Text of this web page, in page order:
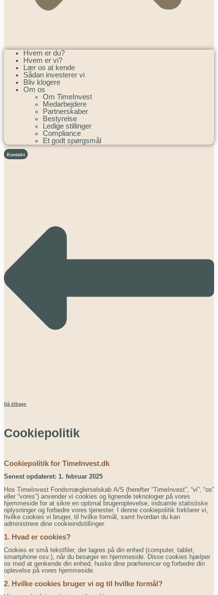
Hvem er du?
Hvem er vi?
Lær os at kende
Sådan investerer vi
Bliv klogere
Om os
Om TimeInvest
Medarbejdere
Partnerskaber
Bestyrelse
Ledige stillinger
Compliance
Et godt spørgsmål
Kontakt
Gå tilbage
Cookiepolitik
Cookiepolitik for TimeInvest.dk
Senest opdateret: 1. februar 2025
Hos TimeInvest Fondsmæglerselskab A/S (herefter “TimeInvest”, “vi”, “os”
eller “vores”) anvender vi cookies og lignende teknologier på vores
hjemmeside for at sikre en optimal brugeroplevelse, indsamle statistiske
oplysninger og forbedre vores tjenester. I denne cookiepolitik forklarer vi,
hvilke cookies vi bruger, til hvilke formål, samt hvordan du kan
administrere dine cookieindstillinger.
1. Hvad er cookies?
Cookies er små tekstfiler, der lagres på din enhed (computer, tablet,
smartphone osv.), når du besøger en hjemmeside. Disse cookies hjælper
os med at genkende din enhed, huske dine præferencer og forbedre din
oplevelse på vores hjemmeside.
2. Hvilke cookies bruger vi og til hvilke formål?